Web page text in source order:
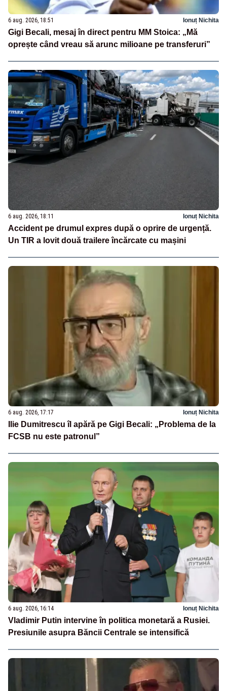
6 aug. 2026, 18:51 Ionuț Nichita
Gigi Becali, mesaj în direct pentru MM Stoica: „Mă
oprește când vreau să arunc milioane pe transferuri”
6 aug. 2026, 18:11 Ionuț Nichita
Accident pe drumul expres după o oprire de urgență.
Un TIR a lovit două trailere încărcate cu mașini
6 aug. 2026, 17:17 Ionuț Nichita
Ilie Dumitrescu îl apără pe Gigi Becali: „Problema de la
FCSB nu este patronul”
6 aug. 2026, 16:14 Ionuț Nichita
Vladimir Putin intervine în politica monetară a Rusiei.
Presiunile asupra Băncii Centrale se intensifică